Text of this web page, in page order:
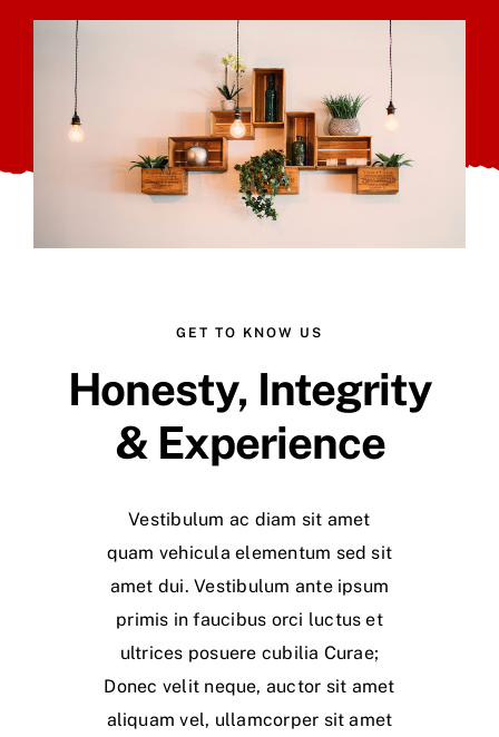
GET TO KNOW US
Honesty, Integrity
& Experience
Vestibulum ac diam sit amet
quam vehicula elementum sed sit
amet dui. Vestibulum ante ipsum
primis in faucibus orci luctus et
ultrices posuere cubilia Curae;
Donec velit neque, auctor sit amet
aliquam vel, ullamcorper sit amet